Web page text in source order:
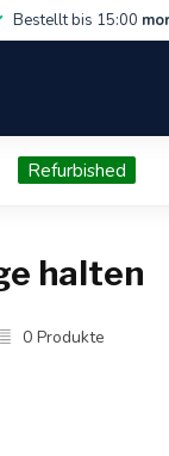
Bestellt bis 15:00
Refurbished
halten
0 Produkte